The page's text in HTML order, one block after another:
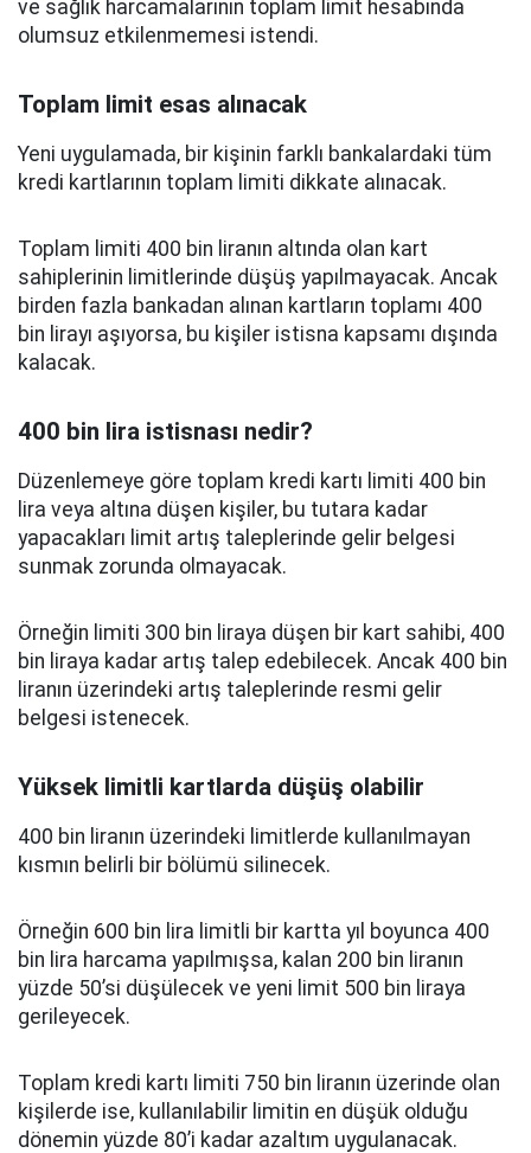
ve sağlık harcamalarının toplam limit hesabında
olumsuz etkilenmemesi istendi.
Toplam limit esas alınacak
Yeni uygulamada, bir kişinin farklı bankalardaki tüm
kredi kartlarının toplam limiti dikkate alınacak.
Toplam limiti 400 bin liranın altında olan kart
sahiplerinin limitlerinde düşüş yapılmayacak. Ancak
birden fazla bankadan alınan kartların toplamı 400
bin lirayı aşıyorsa, bu kişiler istisna kapsamı dışında
kalacak.
400 bin lira istisnası nedir?
Düzenlemeye göre toplam kredi kartı limiti 400 bin
lira veya altına düşen kişiler, bu tutara kadar
yapacakları limit artış taleplerinde gelir belgesi
sunmak zorunda olmayacak.
Örneğin limiti 300 bin liraya düşen bir kart sahibi, 400
bin liraya kadar artış talep edebilecek. Ancak 400 bin
liranın üzerindeki artış taleplerinde resmi gelir
belgesi istenecek.
Yüksek limitli kartlarda düşüş olabilir
400 bin liranın üzerindeki limitlerde kullanılmayan
kısmın belirli bir bölümü silinecek.
Örneğin 600 bin lira limitli bir kartta yıl boyunca 400
bin lira harcama yapılmışsa, kalan 200 bin liranın
yüzde 50’si düşülecek ve yeni limit 500 bin liraya
gerileyecek.
Toplam kredi kartı limiti 750 bin liranın üzerinde olan
kişilerde ise, kullanılabilir limitin en düşük olduğu
dönemin yüzde 80’i kadar azaltım uygulanacak.